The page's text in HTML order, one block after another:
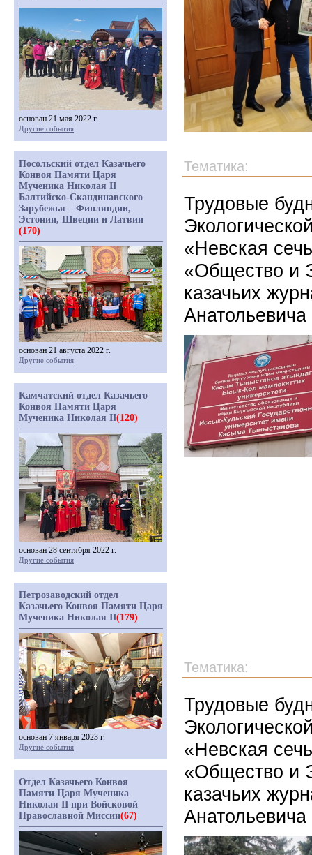
Тематика:
Трудовые
«Невская
«Общество и
казачьих
Анатольевича
Тематика:
Трудовые
«Невская
«Общество и
казачьих
Анатольевича
основан 21 мая 2022 г.
Другие события
Посольский отдел Казачьего
Конвоя Памяти Царя
Мученика Николая II
Балтийско-Скандинавского
Зарубежья – Финляндии,
Эстонии, Швеции и Латвии
(170)
основан 21 августа 2022 г.
Другие события
Камчатский отдел Казачьего
Конвоя Памяти Царя
Мученика Николая II(120)
основан 28 сентября 2022 г.
Другие события
Петрозаводский отдел
Казачьего Конвоя Памяти Царя
Мученика Николая II(179)
основан 7 января 2023 г.
Другие события
Отдел Казачьего Конвоя
Памяти Царя Мученика
Николая II при Войсковой
Православной Миссии(67)